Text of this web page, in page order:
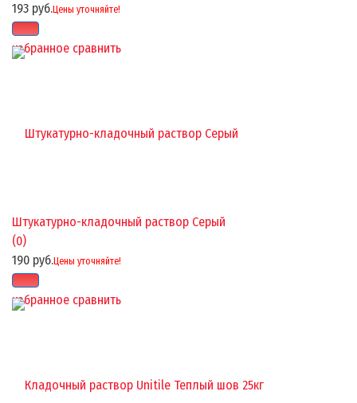
избранное сравнить
193 руб.Цены уточняйте!
избранное сравнить
Штукатурно-кладочный раствор Серый
(0)
190 руб.Цены уточняйте!